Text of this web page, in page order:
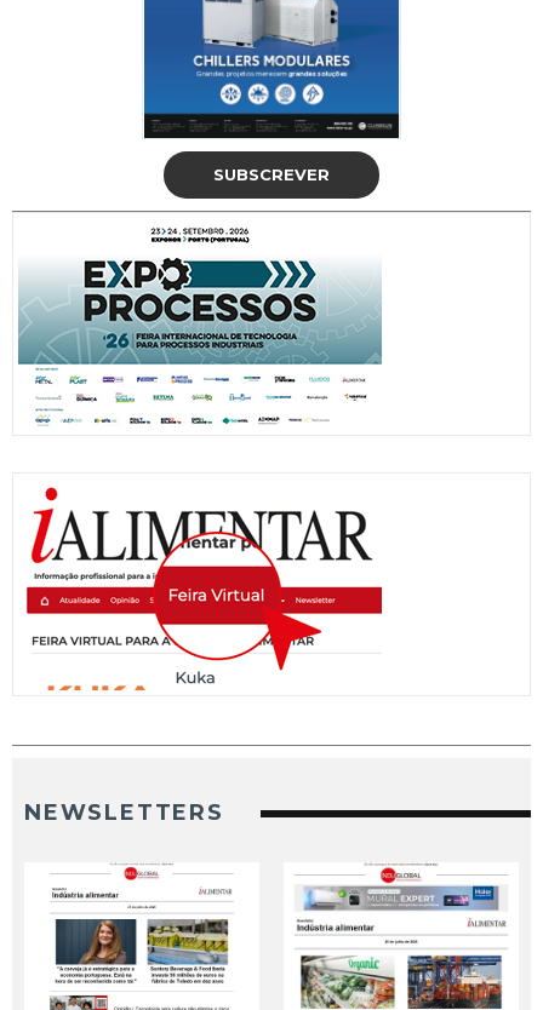
SUBSCREVER
NEWSLETTERS